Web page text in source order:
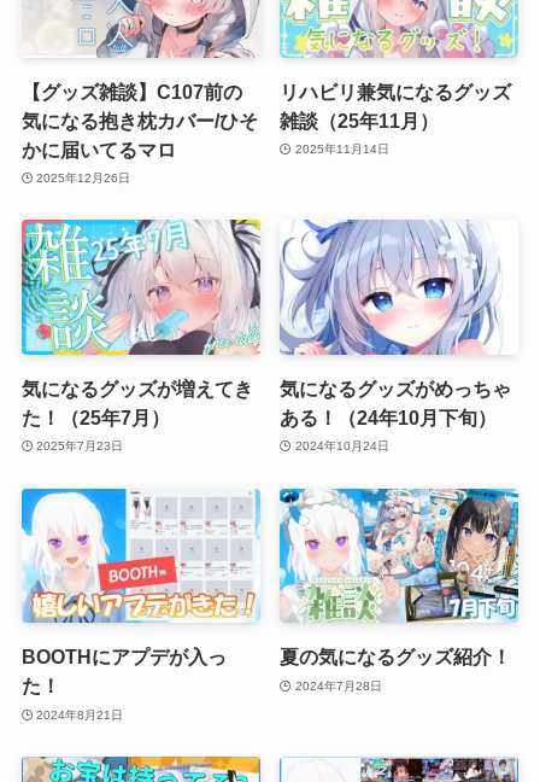
【グッズ雑談】C107前の
気になる抱き枕カバー/ひそ
かに届いてるマロ
2025年12月26日
リハビリ兼気になるグッズ
雑談（25年11月）
2025年11月14日
気になるグッズが増えてき
た！（25年7月）
2025年7月23日
気になるグッズがめっちゃ
ある！（24年10月下旬）
2024年10月24日
BOOTHにアプデが入っ
た！
2024年8月21日
夏の気になるグッズ紹介！
2024年7月28日